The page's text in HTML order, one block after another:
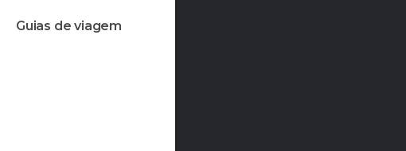
guias de viagem